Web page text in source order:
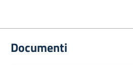
Documenti